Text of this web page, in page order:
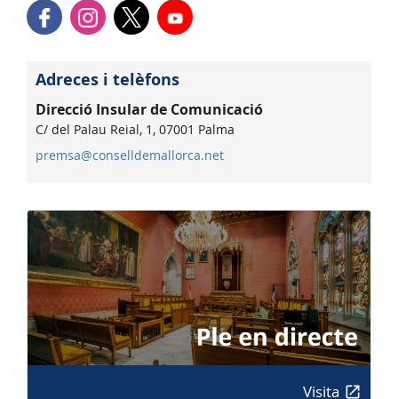
Adreces i telèfons
Direcció Insular de Comunicació
C/ del Palau Reial, 1, 07001 Palma
premsa@conselldemallorca.net
Visita